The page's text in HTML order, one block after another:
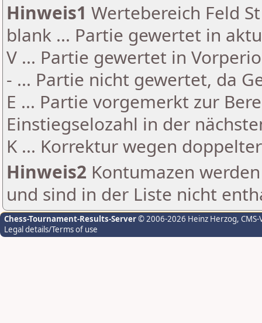
Hinweis1 Wertebereich Feld
blank ... Partie gewertet in
V ... Partie gewertet in
- ... Partie nicht gewertet, da
E ... Partie vorgemerkt zur
Einstiegselozahl in der
K ... Korrektur wegen
Hinweis2 Kontumazen
und sind in der Liste nicht
Chess-Tournament-Results-Server© 2006-2026 Heinz Herzog,
Legal details/Terms of use